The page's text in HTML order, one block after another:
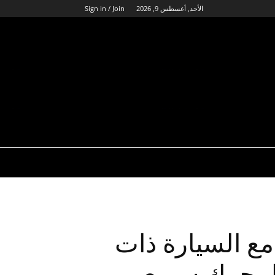
الأحد, أغسطس 9, 2026 Sign in / Join
السيارة ذات